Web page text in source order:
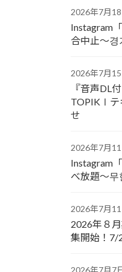
2026年7月18
Instagram
合中止～경
2026年7月15
『音声DL
TOPIKⅠテ
せ
2026年7月11
Instagram
べ放題～무
2026年7月11
2026年８
集開始！7/
2026年7月7